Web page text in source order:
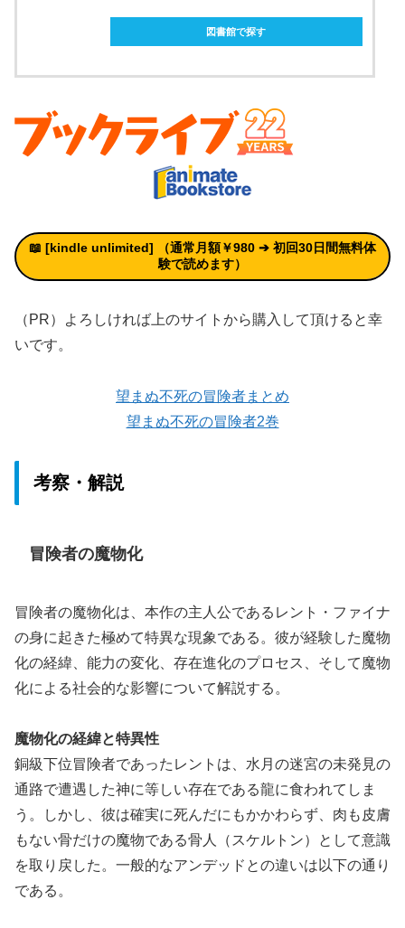
図書館で探す
📖 [kindle unlimited] （通常月額￥980 ➔ 初回30日間無料体
験で読めます）
（PR）よろしければ上のサイトから購入して頂けると幸
いです。
望まぬ不死の冒険者まとめ
望まぬ不死の冒険者2巻
考察・解説
冒険者の魔物化
冒険者の魔物化は、本作の主人公であるレント・ファイナ
の身に起きた極めて特異な現象である。彼が経験した魔物
化の経緯、能力の変化、存在進化のプロセス、そして魔物
化による社会的な影響について解説する。
魔物化の経緯と特異性
銅級下位冒険者であったレントは、水月の迷宮の未発見の
通路で遭遇した神に等しい存在である龍に食われてしま
う。しかし、彼は確実に死んだにもかかわらず、肉も皮膚
もない骨だけの魔物である骨人（スケルトン）として意識
を取り戻した。一般的なアンデッドとの違いは以下の通り
である。